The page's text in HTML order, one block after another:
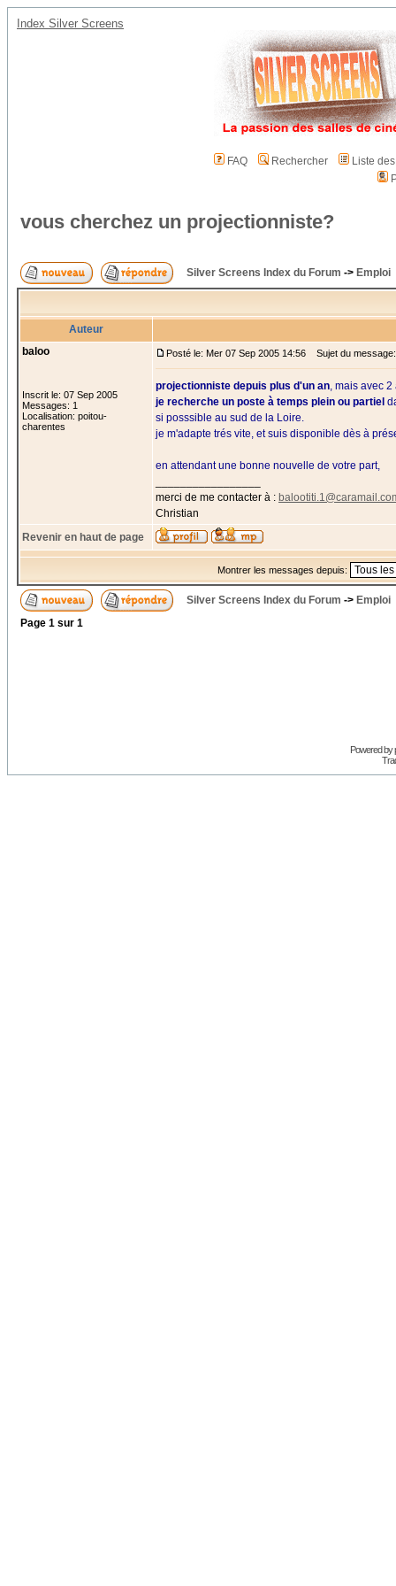
Index Silver Screens
FAQ Rechercher
Liste
vous cherchez un projectionniste?
Silver Screens Index du Forum -> Emploi
Auteur
baloo
Inscrit le: 07 Sep 2005
Messages: 1
Localisation: poitou-
charentes
Posté le: Mer 07 Sep 2005 14:56 Sujet du
projectionniste depuis plus d'un an, mais avec
je recherche un poste à temps plein ou partiel
si posssible au sud de la Loire.
je m'adapte trés vite, et suis disponible dès à
en attendant une bonne nouvelle de votre part,
merci de me contacter à :
Christian
Revenir en haut de page
Montrer les messages depuis:
Silver Screens Index du Forum -> Emploi
Page 1 sur 1
Powered by